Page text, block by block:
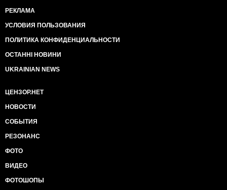
РЕКЛАМА
УСЛОВИЯ ПОЛЬЗОВАНИЯ
ПОЛИТИКА КОНФИДЕНЦИАЛЬНОСТИ
ОСТАННІ НОВИНИ
UKRAINIAN NEWS
ЦЕНЗОР.НЕТ
НОВОСТИ
СОБЫТИЯ
РЕЗОНАНС
ФОТО
ВИДЕО
ФОТОШОПЫ